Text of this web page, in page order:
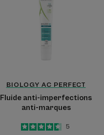
imperfections
anti-
marques
BIOLOGY AC PERFECT
Fluide anti-imperfections
anti-marques
4.6
/5
5